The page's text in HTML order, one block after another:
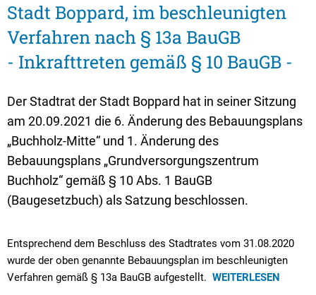
Livestream Sitzungen auf Youtube
Wahlergebnisse
Baugrundstücke
Straßenausbaupläne
Gewerbe-Anmeldung/Ummeldung/
Gewerberegisterauskunft
Grundsteuerreform
Haushaltsplan
Schutzhütten
Bücher-Shop
Stadt Boppard, im beschleunigten
Verfahren nach § 13a BauGB
- Inkrafttreten gemäß § 10 BauGB -
Der Stadtrat der Stadt Boppard hat in seiner Sitzung
am 20.09.2021 die 6. Änderung des Bebauungsplans
„Buchholz-Mitte“ und 1. Änderung des
Bebauungsplans „Grundversorgungszentrum
Buchholz“ gemäß § 10 Abs. 1 BauGB
(Baugesetzbuch) als Satzung beschlossen.
Entsprechend dem Beschluss des Stadtrates vom 31.08.2020
wurde der oben genannte Bebauungsplan im beschleunigten
Verfahren gemäß § 13a BauGB aufgestellt. WEITERLESEN